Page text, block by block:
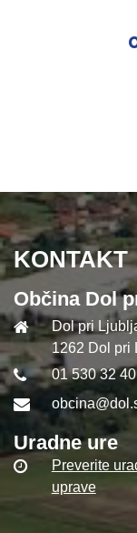
KONTAKT
Občina Dol
Dol pri
1262 Dol pri
01 530 32 40
Uradne ure
Preverite
uprave